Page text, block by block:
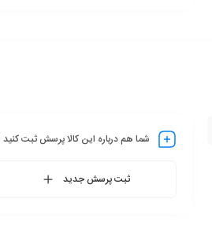
شما هم درباره این کالا پرسش ثبت کنید
ثبت پرسش جدید